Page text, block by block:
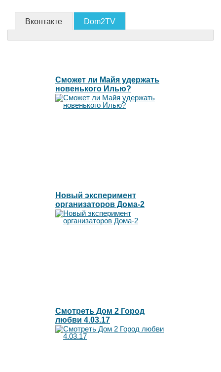
Вконтакте Dom2TV
Сможет ли Майя удержать
новенького Илью?
Новый эксперимент
организаторов Дома-2
Смотреть Дом 2 Город
любви 4.03.17